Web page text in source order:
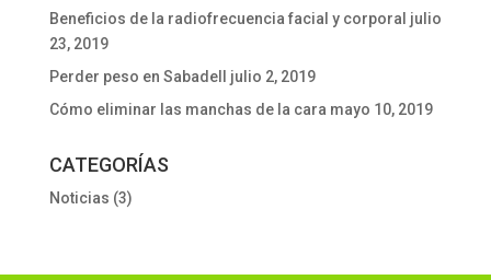
Beneficios de la radiofrecuencia facial y corporal julio
23, 2019
Perder peso en Sabadell
julio 2, 2019
Cómo eliminar las manchas de la cara mayo 10, 2019
CATEGORÍAS
Noticias (3)